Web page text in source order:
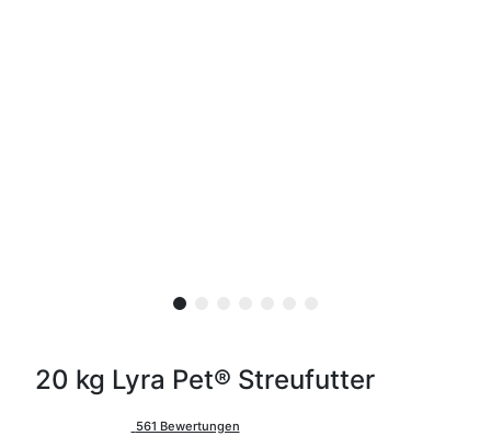
20 kg Lyra Pet® Streufutter
561 Bewertungen